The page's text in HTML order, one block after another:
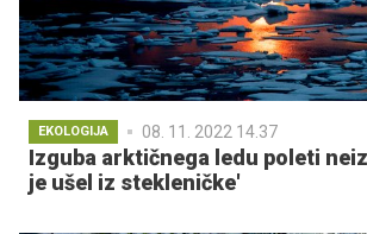
EKOLOGIJA 08. 11. 2022 14.37
Izguba arktičnega ledu poleti
je ušel iz stekleničke'